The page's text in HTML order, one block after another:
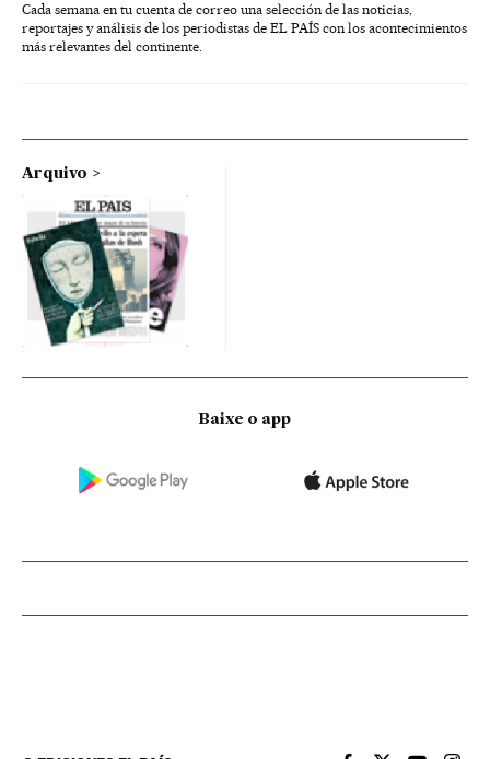
Cada semana en tu cuenta de correo una selección de las noticias,
reportajes y análisis de los periodistas de EL PAÍS con los acontecimientos
más relevantes del continente.
Arquivo
Baixe o app